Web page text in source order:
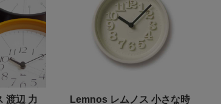
渡辺 力
Lemnos レムノス 小さな時